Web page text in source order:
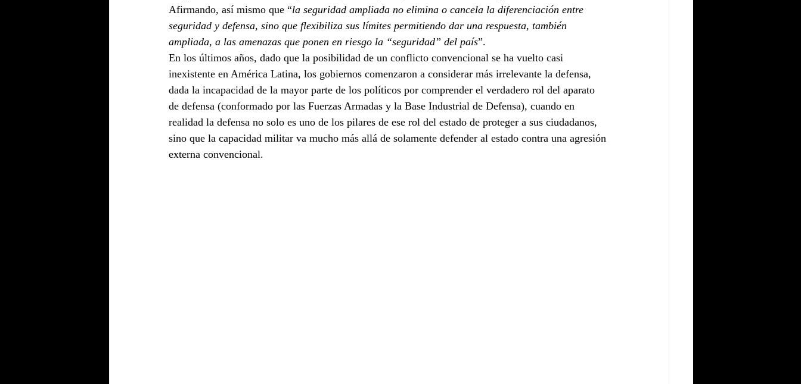
Afirmando, así mismo que “la seguridad ampliada no elimina o cancela la diferenciación entre
seguridad y defensa, sino que flexibiliza sus límites permitiendo dar una respuesta, también
ampliada, a las amenazas que ponen en riesgo la “seguridad” del país”.
En los últimos años, dado que la posibilidad de un conflicto convencional se ha vuelto casi
inexistente en América Latina, los gobiernos comenzaron a considerar más irrelevante la defensa,
dada la incapacidad de la mayor parte de los políticos por comprender el verdadero rol del aparato
de defensa (conformado por las Fuerzas Armadas y la Base Industrial de Defensa), cuando en
realidad la defensa no solo es uno de los pilares de ese rol del estado de proteger a sus ciudadanos,
sino que la capacidad militar va mucho más allá de solamente defender al estado contra una agresión
externa convencional.